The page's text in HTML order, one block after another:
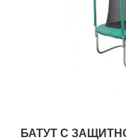
БАТУТ С